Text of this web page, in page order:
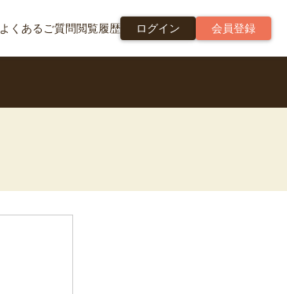
よくあるご質問閲覧履歴 ログイン 会員登録